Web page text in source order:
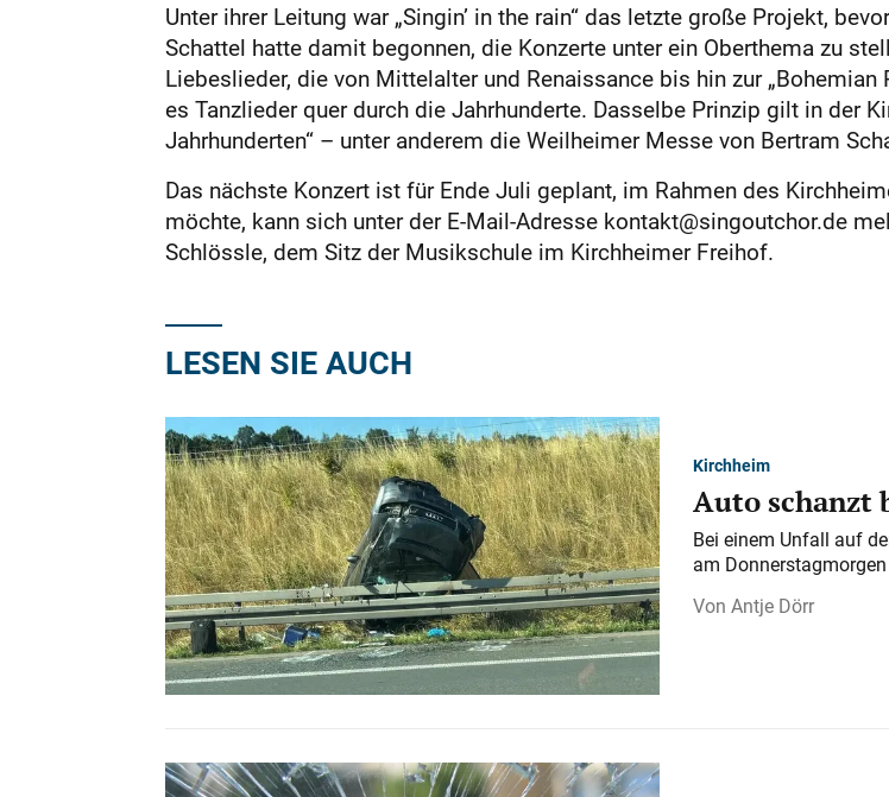
Unter ihrer Leitung war „Singin’ in the rain“ das letzte große Projekt,
Schattel hatte damit begonnen, die Konzerte unter ein Oberthema zu
Liebeslieder, die von Mittelalter und Renaissance bis hin zur „Bohemian
es Tanzlieder quer durch die Jahrhunderte. Dasselbe Prinzip gilt in der
Jahrhunderten“ – unter anderem die Weilheimer Messe von Bertram
Das nächste Konzert ist für Ende Juli geplant, im Rahmen des
möchte, kann sich unter der E-Mail-Adresse kontakt@singoutchor.de
Schlössle, dem Sitz der Musikschule im Kirchheimer Freihof.
LESEN SIE AUCH
Kirchheim
Auto schanzt
Bei einem Unfall auf
am
Antje Dörr